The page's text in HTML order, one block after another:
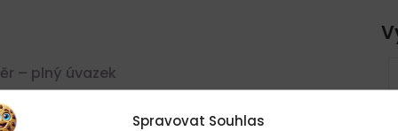
Spravovat Souhlas
– plný úvazek
Kamerový systém –
Kněžnou